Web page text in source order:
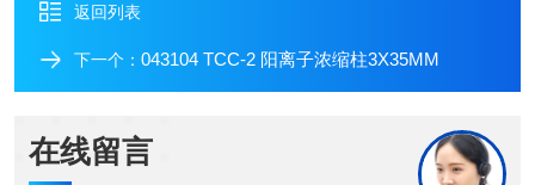
返回列表
下一个： 043104 TCC-2 阳离子浓缩柱3X35MM
在线留言